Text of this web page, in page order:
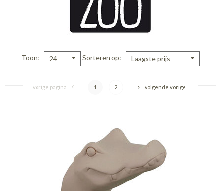
Toon 24 Sorteren op Laagste prijs
vorige pagina 1 2 volgende vorige